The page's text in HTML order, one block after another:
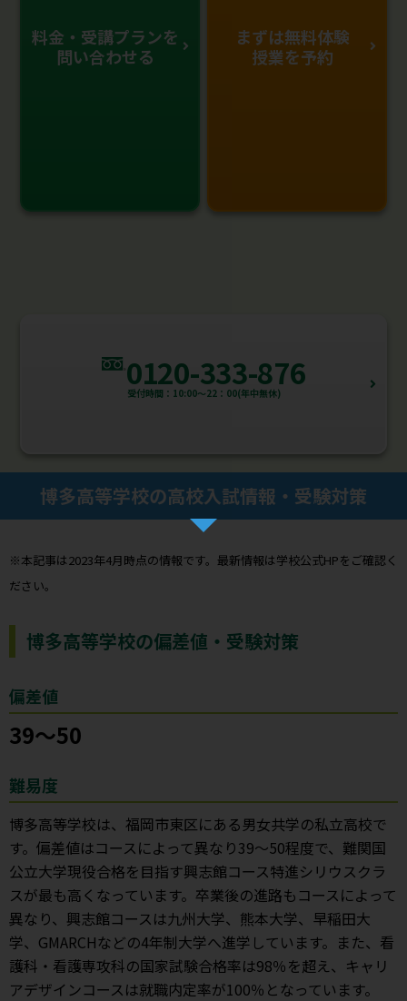
料金・受講プランを
問い合わせる
まずは無料体験
授業を予約
0120-333-876
受付時間：10:00～22：00(年中無休)
博多高等学校の高校入試情報・受験対策
※本記事は2023年4月時点の情報です。最新情報は学校公式HPをご確認く
ださい。
博多高等学校の偏差値・受験対策
偏差値
39～50
難易度
博多高等学校は、福岡市東区にある男女共学の私立高校で
す。偏差値はコースによって異なり39～50程度で、難関国
公立大学現役合格を目指す興志館コース特進シリウスクラ
スが最も高くなっています。卒業後の進路もコースによって
異なり、興志館コースは九州大学、熊本大学、早稲田大
学、GMARCHなどの4年制大学へ進学しています。また、看
護科・看護専攻科の国家試験合格率は98％を超え、キャリ
アデザインコースは就職内定率が100％となっています。